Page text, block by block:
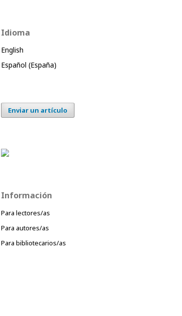
Idioma
English
Español (España)
Enviar un artículo
Información
Para lectores/as
Para autores/as
Para bibliotecarios/as